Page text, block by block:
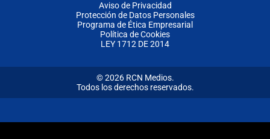
Aviso de Privacidad
Protección de Datos Personales
Programa de Ética Empresarial
Política de Cookies
LEY 1712 DE 2014
© 2026 RCN Medios.
Todos los derechos reservados.